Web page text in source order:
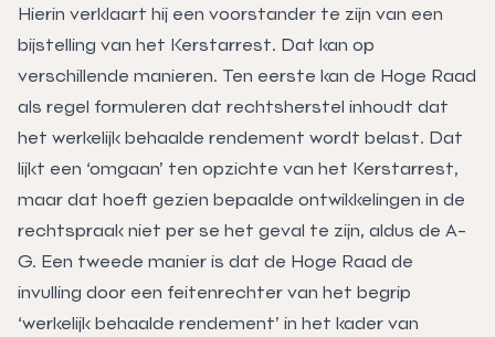
Hierin verklaart hij een voorstander te zijn van een
bijstelling van het Kerstarrest. Dat kan op
verschillende manieren. Ten eerste kan de Hoge Raad
als regel formuleren dat rechtsherstel inhoudt dat
het werkelijk behaalde rendement wordt belast. Dat
lijkt een ‘omgaan’ ten opzichte van het Kerstarrest,
maar dat hoeft gezien bepaalde ontwikkelingen in de
rechtspraak niet per se het geval te zijn, aldus de A-
G. Een tweede manier is dat de Hoge Raad de
invulling door een feitenrechter van het begrip
‘werkelijk behaalde rendement’ in het kader van